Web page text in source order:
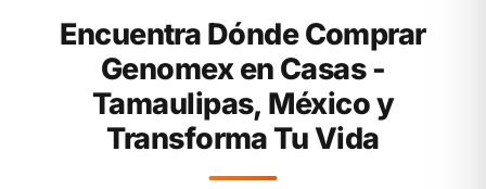
Encuentra Dónde Comprar
Genomex en Casas -
Tamaulipas, México y
Transforma Tu Vida